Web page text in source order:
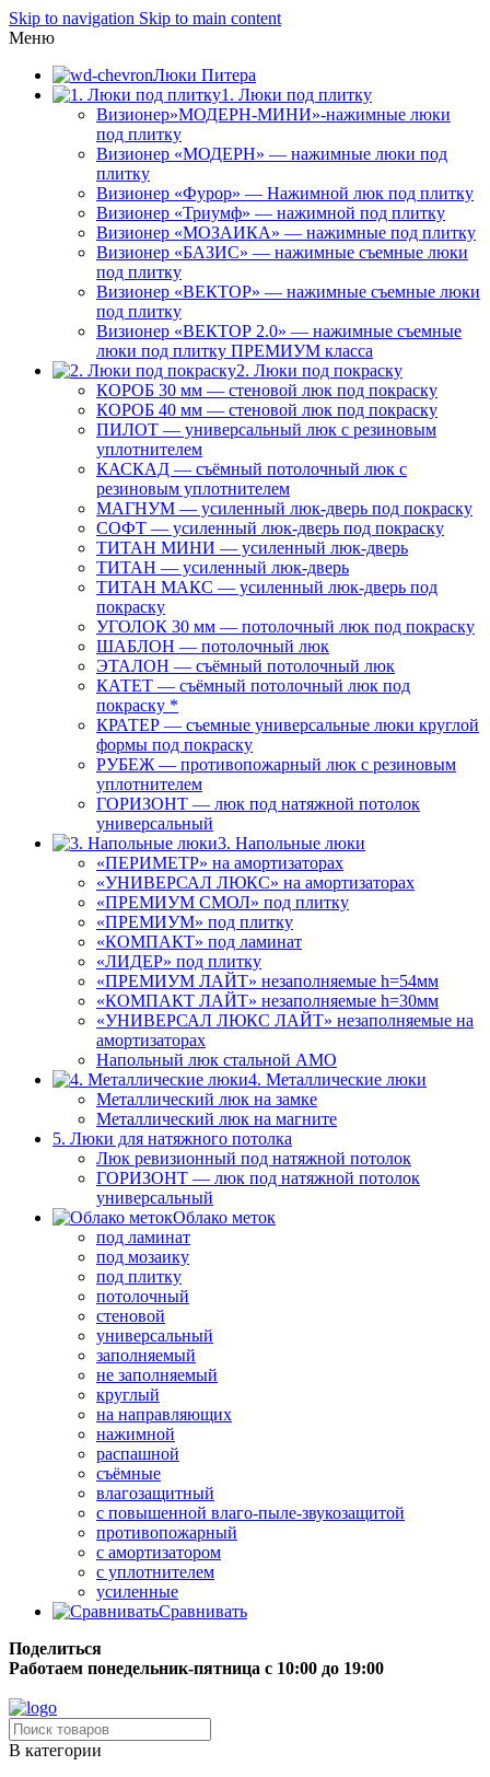
Skip to navigation Skip to main content
Меню
Люки Питера
1. Люки под плитку
Визионер»МОДЕРН-МИНИ»-нажимные люки
под плитку
Визионер «МОДЕРН» — нажимные люки под
плитку
Визионер «Фурор» — Нажимной люк под плитку
Визионер «Триумф» — нажимной под плитку
Визионер «МОЗАИКА» — нажимные под плитку
Визионер «БАЗИС» — нажимные съемные люки
под плитку
Визионер «ВЕКТОР» — нажимные съемные люки
под плитку
Визионер «ВЕКТОР 2.0» — нажимные съемные
люки под плитку ПРЕМИУМ класса
2. Люки под покраску
КОРОБ 30 мм — стеновой люк под покраску
КОРОБ 40 мм — стеновой люк под покраску
ПИЛОТ — универсальный люк с резиновым
уплотнителем
КАСКАД — съёмный потолочный люк с
резиновым уплотнителем
МАГНУМ — усиленный люк-дверь под покраску
СОФТ — усиленный люк-дверь под покраску
ТИТАН МИНИ — усиленный люк-дверь
ТИТАН — усиленный люк-дверь
ТИТАН МАКС — усиленный люк-дверь под
покраску
УГОЛОК 30 мм — потолочный люк под покраску
ШАБЛОН — потолочный люк
ЭТАЛОН — съёмный потолочный люк
КАТЕТ — съёмный потолочный люк под
покраску *
КРАТЕР — съемные универсальные люки круглой
формы под покраску
РУБЕЖ — противопожарный люк с резиновым
уплотнителем
ГОРИЗОНТ — люк под натяжной потолок
универсальный
3. Напольные люки
«ПЕРИМЕТР» на амортизаторах
«УНИВЕРСАЛ ЛЮКС» на амортизаторах
«ПРЕМИУМ СМОЛ» под плитку
«ПРЕМИУМ» под плитку
«КОМПАКТ» под ламинат
«ЛИДЕР» под плитку
«ПРЕМИУМ ЛАЙТ» незаполняемые h=54мм
«КОМПАКТ ЛАЙТ» незаполняемые h=30мм
«УНИВЕРСАЛ ЛЮКС ЛАЙТ» незаполняемые на
амортизаторах
Напольный люк стальной АМО
4. Металлические люки
Металлический люк на замке
Металлический люк на магните
5. Люки для натяжного потолка
Люк ревизионный под натяжной потолок
ГОРИЗОНТ — люк под натяжной потолок
универсальный
Облако меток
под ламинат
под мозаику
под плитку
потолочный
стеновой
универсальный
заполняемый
не заполняемый
круглый
на направляющих
нажимной
распашной
съёмные
влагозащитный
с повышенной влаго-пыле-звукозащитой
противопожарный
с амортизатором
с уплотнителем
усиленные
Сравнивать
Поделиться
Работаем понедельник-пятница с 10:00 до 19:00
В категории